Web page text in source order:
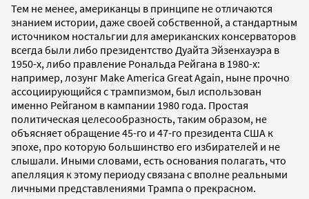
Тем не менее, американцы в принципе не отличаются
знанием истории, даже своей собственной, а стандартным
источником ностальгии для американских консерваторов
всегда были либо президентство Дуайта Эйзенхауэра в
1950-х, либо правление Рональда Рейгана в 1980-х:
например, лозунг Make America Great Again, ныне прочно
ассоциирующийся с трампизмом, был использован
именно Рейганом в кампании 1980 года. Простая
политическая целесообразность, таким образом, не
объясняет обращение 45-го и 47-го президента США к
эпохе, про которую большинство его избирателей и не
слышали. Иными словами, есть основания полагать, что
апелляция к этому периоду связана с вполне реальными
личными представлениями Трампа о прекрасном.